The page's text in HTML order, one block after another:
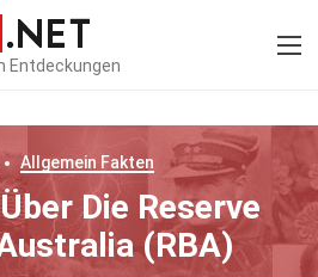
Entdeckungen
Allgemein Fakten
Die Reserve
(RBA)